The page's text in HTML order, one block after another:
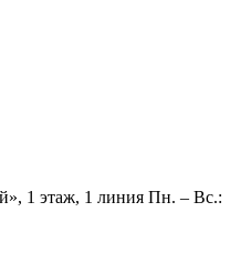
1 этаж, 1 линия Пн. – Вс.: